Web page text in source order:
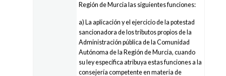
Región de Murcia las siguientes funciones:
a) La aplicación y el ejercicio de la potestad
sancionadora de los tributos propios de la
Administración pública de la Comunidad
Autónoma de la Región de Murcia, cuando
su ley específica atribuya estas funciones a la
consejería competente en materia de